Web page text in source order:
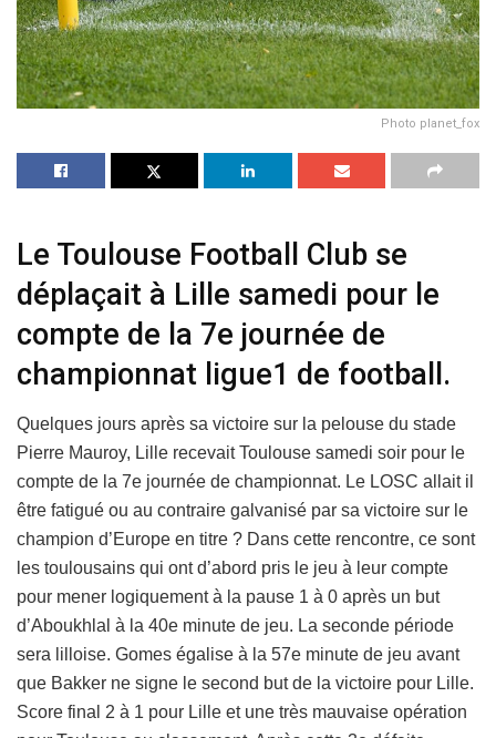
Photo planet_fox
Le Toulouse Football Club se
déplaçait à Lille samedi pour le
compte de la 7e journée de
championnat ligue1 de football.
Quelques jours après sa victoire sur la pelouse du stade
Pierre Mauroy, Lille recevait Toulouse samedi soir pour le
compte de la 7e journée de championnat. Le LOSC allait il
être fatigué ou au contraire galvanisé par sa victoire sur le
champion d’Europe en titre ? Dans cette rencontre, ce sont
les toulousains qui ont d’abord pris le jeu à leur compte
pour mener logiquement à la pause 1 à 0 après un but
d’Aboukhlal à la 40e minute de jeu. La seconde période
sera lilloise. Gomes égalise à la 57e minute de jeu avant
que Bakker ne signe le second but de la victoire pour Lille.
Score final 2 à 1 pour Lille et une très mauvaise opération